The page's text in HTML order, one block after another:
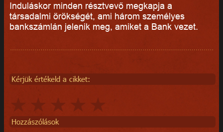
Induláskor minden résztvevő megkapja a
társadalmi örökségét, ami három személyes
bankszámlán jelenik meg, amiket a Bank vezet.
Kérjük értékeld a cikket:
Hozzászólások